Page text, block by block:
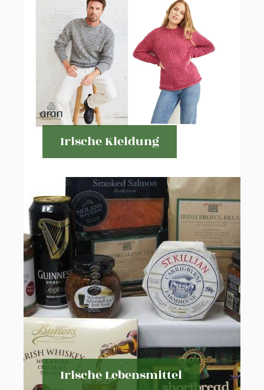
Irische Kleidung
Irische Lebensmittel